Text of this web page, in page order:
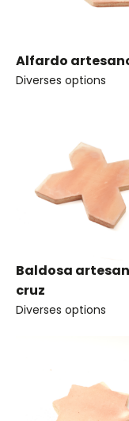
Alfardo
Diverses options
Baldosa
cruz
Diverses options